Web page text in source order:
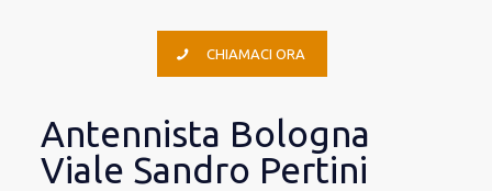
CHIAMACI ORA
Antennista Bologna
Viale Sandro Pertini